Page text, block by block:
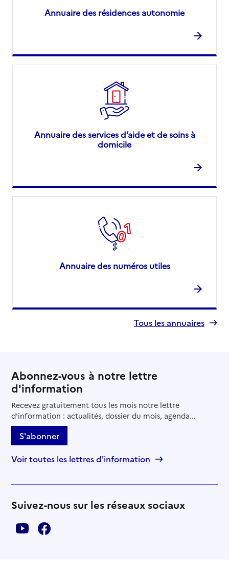
Annuaire des résidences autonomie
Annuaire des services d’aide et de soins à
domicile
Annuaire des numéros utiles
Tous les annuaires
Abonnez-vous à notre lettre
d'information
Recevez gratuitement tous les mois notre lettre
d'information : actualités, dossier du mois, agenda...
S'abonner
Voir toutes les lettres d'information
Suivez-nous sur les réseaux sociaux